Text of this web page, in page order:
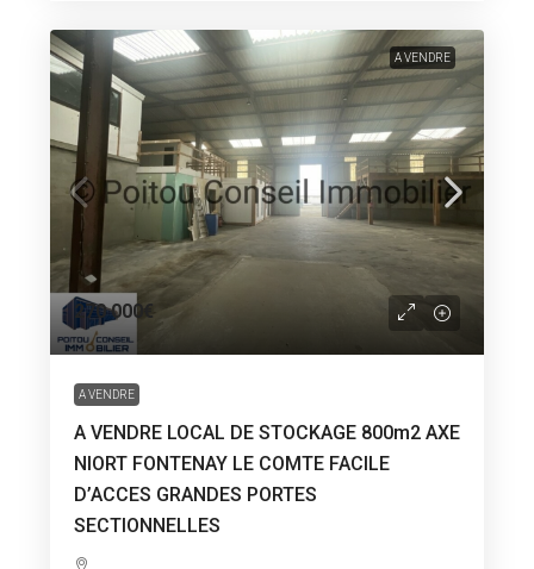
A VENDRE
270 000€
A VENDRE
A VENDRE LOCAL DE STOCKAGE 800m2 AXE
NIORT FONTENAY LE COMTE FACILE
D’ACCES GRANDES PORTES
SECTIONNELLES